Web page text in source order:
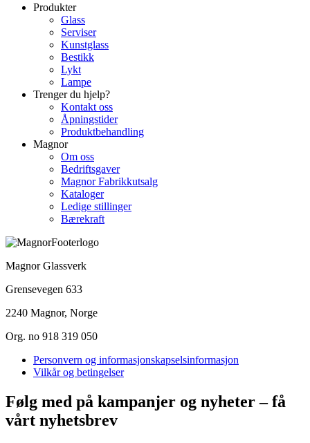
Produkter
Glass
Serviser
Kunstglass
Bestikk
Lykt
Lampe
Trenger du hjelp?
Kontakt oss
Åpningstider
Produktbehandling
Magnor
Om oss
Bedriftsgaver
Magnor Fabrikkutsalg
Kataloger
Ledige stillinger
Bærekraft
Magnor Glassverk
Grensevegen 633
2240 Magnor, Norge
Org. no 918 319 050
Personvern og informasjonskapselsinformasjon
Vilkår og betingelser
Følg med på kampanjer og nyheter – få
vårt nyhetsbrev